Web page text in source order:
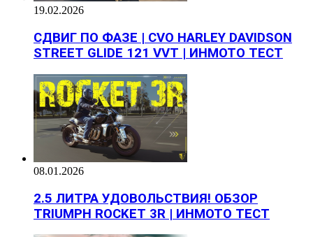
19.02.2026
СДВИГ ПО ФАЗЕ | CVO HARLEY DAVIDSON
STREET GLIDE 121 VVT | ИНМОТО ТЕСТ
08.01.2026
2.5 ЛИТРА УДОВОЛЬСТВИЯ! ОБЗОР
TRIUMPH ROCKET 3R | ИНМОТО ТЕСТ